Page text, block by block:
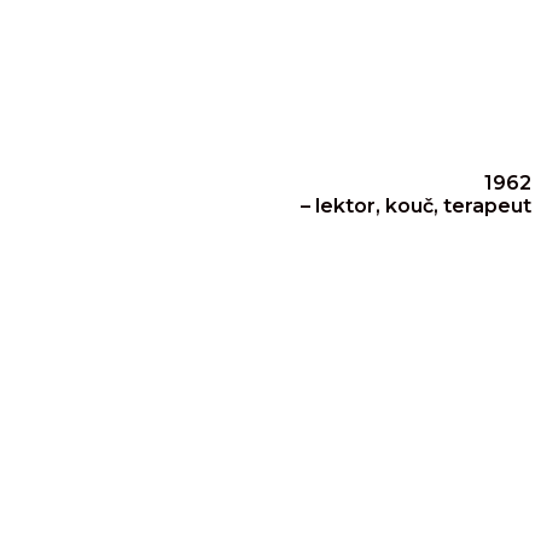
1962
– lektor, kouč, terapeut